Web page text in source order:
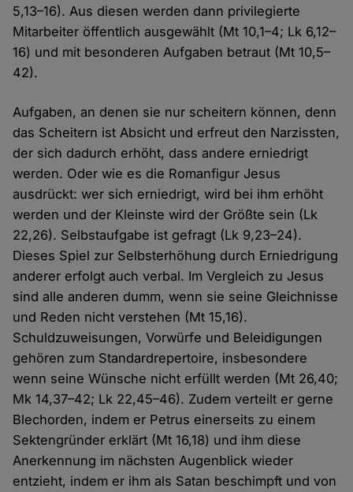
5,13–16). Aus diesen werden dann privilegierte
Mitarbeiter öffentlich ausgewählt (Mt 10,1–4; Lk 6,12–
16) und mit besonderen Aufgaben betraut (Mt 10,5–
42).
Aufgaben, an denen sie nur scheitern können, denn
das Scheitern ist Absicht und erfreut den Narzissten,
der sich dadurch erhöht, dass andere erniedrigt
werden. Oder wie es die Romanfigur Jesus
ausdrückt: wer sich erniedrigt, wird bei ihm erhöht
werden und der Kleinste wird der Größte sein (Lk
22,26). Selbstaufgabe ist gefragt (Lk 9,23–24).
Dieses Spiel zur Selbsterhöhung durch Erniedrigung
anderer erfolgt auch verbal. Im Vergleich zu Jesus
sind alle anderen dumm, wenn sie seine Gleichnisse
und Reden nicht verstehen (Mt 15,16).
Schuldzuweisungen, Vorwürfe und Beleidigungen
gehören zum Standardrepertoire, insbesondere
wenn seine Wünsche nicht erfüllt werden (Mt 26,40;
Mk 14,37–42; Lk 22,45–46). Zudem verteilt er gerne
Blechorden, indem er Petrus einerseits zu einem
Sektengründer erklärt (Mt 16,18) und ihm diese
Anerkennung im nächsten Augenblick wieder
entzieht, indem er ihm als Satan beschimpft und von